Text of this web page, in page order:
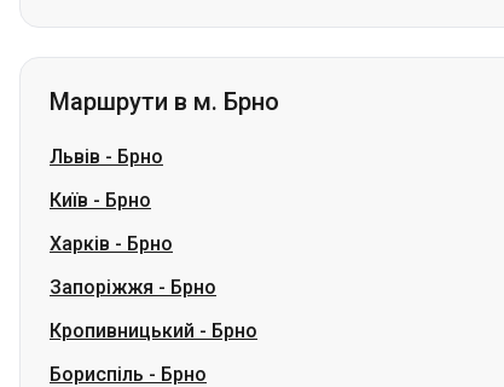
Маршрути в м. Брно
Львів - Брно
Київ - Брно
Харків - Брно
Запоріжжя - Брно
Кропивницький - Брно
Бориспіль - Брно